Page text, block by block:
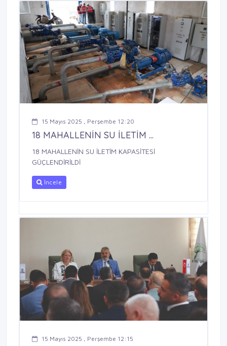
15 Mayıs 2025 , Perşembe 12:20
18 MAHALLENİN SU İLETİM ...
18 MAHALLENİN SU İLETİM KAPASİTESİ
GÜÇLENDİRİLDİ
İncele
15 Mayıs 2025 , Perşembe 12:15